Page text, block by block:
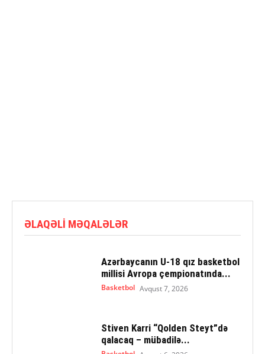
ƏLAQƏLI MƏQALƏLƏR
Azərbaycanın U-18 qız basketbol
millisi Avropa çempionatında...
Basketbol Avqust 7, 2026
Stiven Karri “Qolden Steyt”də
qalacaq – mübadilə...